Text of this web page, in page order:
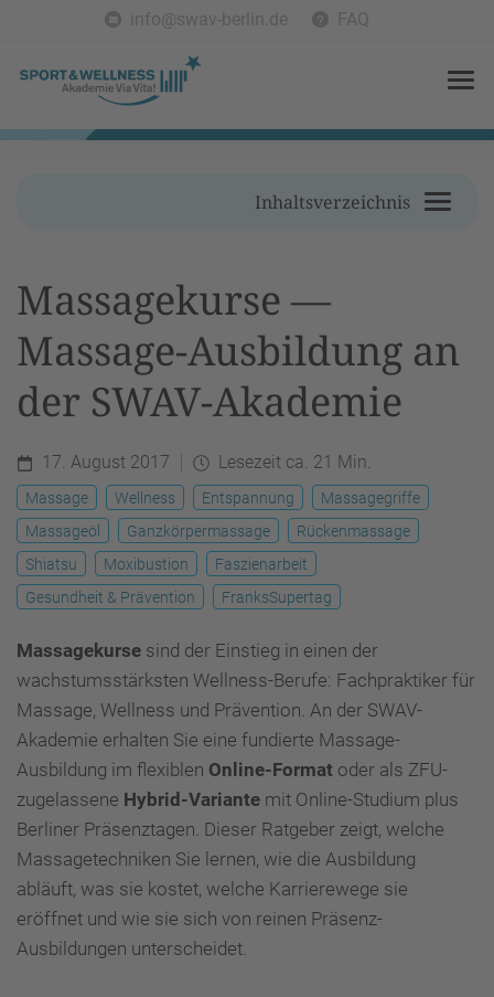
info@swav-berlin.de FAQ
Inhaltsverzeichnis
Massagekurse —
Massage-Ausbildung an
der SWAV-Akademie
17. August 2017 Lesezeit ca. 21 Min.
Massage Wellness Entspannung
Massagegriffe
Massageöl
Ganzkörpermassage
Rückenmassage
Shiatsu
Moxibustion
Faszienarbeit
Gesundheit & Prävention
FranksSupertag
Massagekurse sind der Einstieg in einen der
wachstumsstärksten Wellness-Berufe: Fachpraktiker für
Massage, Wellness und Prävention. An der SWAV-
Akademie erhalten Sie eine fundierte Massage-
Ausbildung im flexiblen Online-Format oder als ZFU-
zugelassene Hybrid-Variante mit Online-Studium plus
Berliner Präsenztagen. Dieser Ratgeber zeigt, welche
Massagetechniken Sie lernen, wie die Ausbildung
abläuft, was sie kostet, welche Karrierewege sie
eröffnet und wie sie sich von reinen Präsenz-
Ausbildungen unterscheidet.